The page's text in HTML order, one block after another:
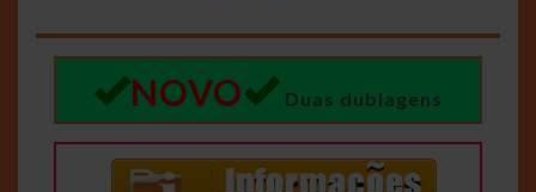
NOVO Duas dublagens